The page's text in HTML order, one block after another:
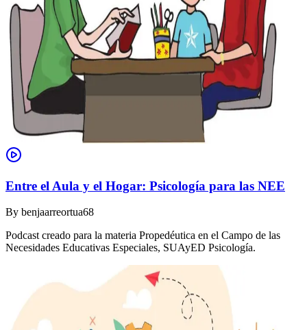
Entre el Aula y el Hogar: Psicología para las NEE
By benjaarreortua68
Podcast creado para la materia Propedéutica en el Campo de las
Necesidades Educativas Especiales, SUAyED Psicología.